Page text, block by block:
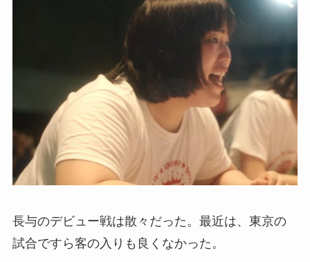
長与のデビュー戦は散々だった。最近は、東京の
試合ですら客の入りも良くなかった。